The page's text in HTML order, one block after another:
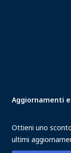
Aggiornamenti
Ottieni uno
ultimi